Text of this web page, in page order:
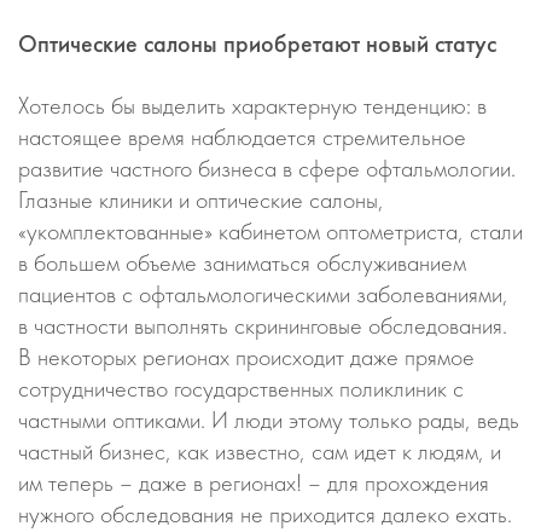
Оптические салоны приобретают новый статус
Хотелось бы выделить характерную тенденцию: в
настоящее время наблюдается стремительное
развитие частного бизнеса в сфере офтальмологии.
Глазные клиники и оптические салоны,
«укомплектованные» кабинетом оптометриста, стали
в большем объеме заниматься обслуживанием
пациентов с офтальмологическими заболеваниями,
в частности выполнять скрининговые обследования.
В некоторых регионах происходит даже прямое
сотрудничество государственных поликлиник с
частными оптиками. И люди этому только рады, ведь
частный бизнес, как известно, сам идет к людям, и
им теперь – даже в регионах! – для прохождения
нужного обследования не приходится далеко ехать.